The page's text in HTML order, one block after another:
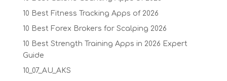
10 Best Fitness Tracking Apps of 2026
10 Best Forex Brokers for Scalping 2026
10 Best Strength Training Apps in 2026 Expert
Guide
10_07_AU_AKS